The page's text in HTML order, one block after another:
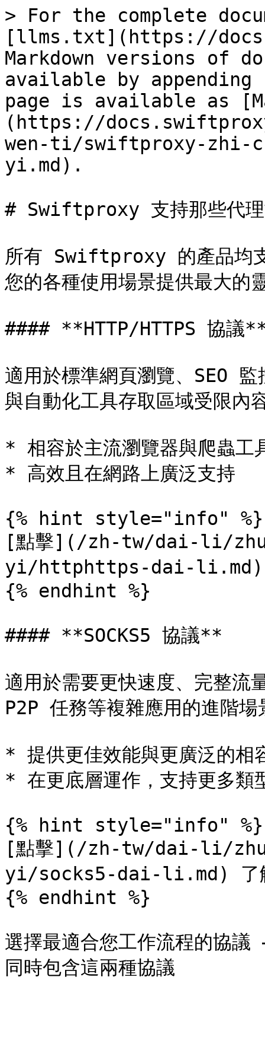
> For the complete
[llms.txt](https://
Markdown versions of
available by
page is available as
(https://
wen-ti/swiftproxy-
yi.md).
# Swiftproxy 支持那些代理
所有 Swiftproxy 的產品均支
您的各種使用場景提供最大的
#### **HTTP/HTTPS 協議
適用於標準網頁瀏覽、SEO
與自動化工具存取區域受限內
* 相容於主流瀏覽器與爬蟲工
* 高效且在網路上廣泛支持
{% hint style="info" %}
[點擊](/zh-tw/dai-li/
yi/httphttps-dai-li.md) 了
{% endhint %}
#### **SOCKS5 協議**
適用於需要更快速度、完整流
P2P 任務等複雜應用的進階場
* 提供更佳效能與更廣泛的相
* 在更底層運作，支持更多類
{% hint style="info" %}
[點擊](/zh-tw/dai-li/
yi/socks5-dai-li.md) 了解
{% endhint %}
選擇最適合您工作流程的協